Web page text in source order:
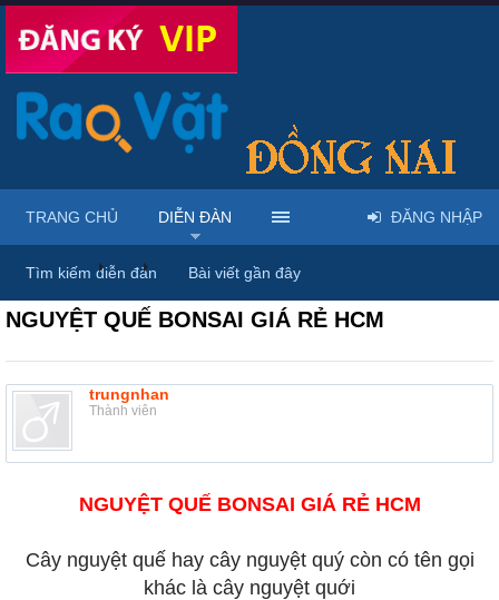
Diễn đàn ... Rao vặt tổng hợp - Uy tín - Miễn phí
NGUYỆT QUẾ BONSAI GIÁ RẺ HCM
trungnhan
Thành viên
NGUYỆT QUẾ BONSAI GIÁ RẺ HCM
Cây nguyệt quế hay cây nguyệt quý còn có tên gọi
khác là cây nguyệt quới
TRANG CHỦ DIỄN ĐÀN
Tìm kiếm diễn đàn Bài viết gần đây
ĐĂNG NHẬP